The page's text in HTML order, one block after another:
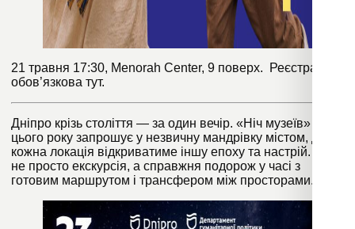
21 травня 17:30, Menorah Center, 9 поверх. Реєстрація
обов’язкова тут.
Дніпро крізь століття — за один вечір. «Ніч музеїв»
цього року запрошує у незвичну мандрівку містом, де
кожна локація відкриватиме іншу епоху та настрій. Це
не просто екскурсія, а справжня подорож у часі з
готовим маршрутом і трансфером між просторами.